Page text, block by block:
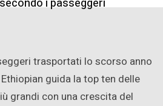
i passeggeri
trasportati lo scorso anno
guida la top ten delle
grandi con una crescita del